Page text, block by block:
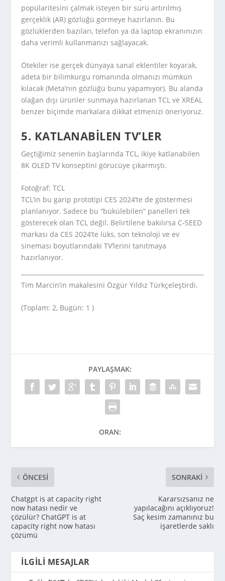
popülaritesini çalmak isteyen bir sürü artırılmış
gerçeklik (AR) gözlüğü görmeye hazırlanın. Bu
gözlüklerden bazıları, telefon ya da laptop ekranınızın
daha verimli kullanmanızı sağlayacak.
Ötekiler ise gerçek dünyaya sanal eklentiler koyarak,
adeta bir bilimkurgu romanında olmanızı mümkün
kılacak (Meta’nın gözlüğü bunu yapamıyor). Bu alanda
olağan dışı ürünler sunmaya hazırlanan TCL ve XREAL
benzer biçimde markalara dikkat etmenizi öneriyoruz.
5. KATLANABILEN TV’LER
Geçtiğimiz senenin başlarında TCL, ikiye katlanabilen
8K OLED TV konseptini görücüye çıkarmıştı.
Fotoğraf: TCL
TCL’in bu garip prototipi CES 2024’te de göstermesi
planlanıyor. Sadece bu “bükülebilen” panelleri tek
gösterecek olan TCL değil. Belirtilene bakılırsa C-SEED
markası da CES 2024’te lüks, son teknoloji ve ev
sineması boyutlarındaki TV’lerini tanıtmaya
hazırlanıyor.
Tim Marcin’in makalesini Özgür Yıldız Türkçeleştirdi.
(Toplam: 2, Bugün: 1 )
PAYLAŞMAK:
ORAN:
ÖNCESI
Chatgpt is at capacity right
now hatası nedir ve
çözülür? ChatGPT is at
capacity right now hatası
çözümü
SONRAKI
Kararsızsanız ne
yapılacağını açıklıyoruz!
Saç kesim zamanınız bu
işaretlerde saklı
İLGILI MESAJLAR